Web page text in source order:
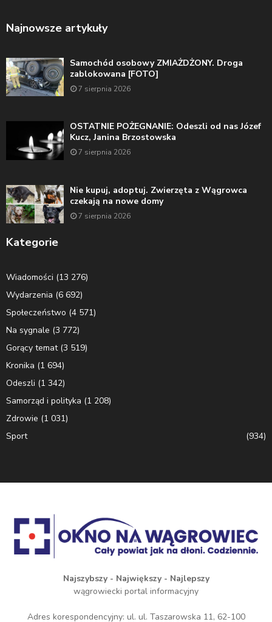
Najnowsze artykuły
Samochód osobowy ZMIAŻDŻONY. Droga
zablokowana [FOTO]
7 sierpnia 2026
OSTATNIE POŻEGNANIE: Odeszli od nas Józef
Kucz, Janina Brzostowska
7 sierpnia 2026
Nie kupuj, adoptuj. Zwierzęta z Wągrowca
czekają na nowe domy
7 sierpnia 2026
Kategorie
Wiadomości (13 276)
Wydarzenia (6 692)
Społeczeństwo (4 571)
Na sygnale (3 772)
Gorący temat(3 519)
Kronika (1 694)
Odeszli (1 342)
Samorząd i polityka (1 208)
Zdrowie (1 031)
Sport
(934)
Najszybszy - Największy - Najlepszy
wągrowiecki portal informacyjny
Adres korespondencyjny: ul. ul. Taszarowska 11, 62-100